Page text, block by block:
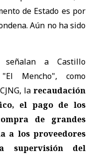
de Estado es por
Aún no ha sido
señalan a Castillo
Mencho", como
la recaudación
el pago de los
de grandes
a los proveedores
del